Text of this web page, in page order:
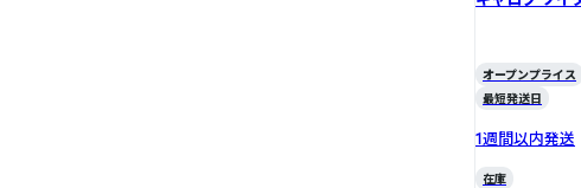
オープンプライス
最短発送日
1週間以内発送
在庫